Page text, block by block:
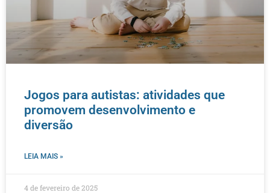
Jogos para autistas: atividades que
promovem desenvolvimento e
diversão
LEIA MAIS »
4 de fevereiro de 2025